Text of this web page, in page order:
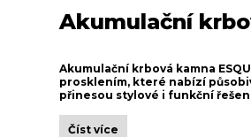
Akumulační
Akumulační krbová kamna
prosklením, které nabízí
přinesou stylové i funkční
Číst více